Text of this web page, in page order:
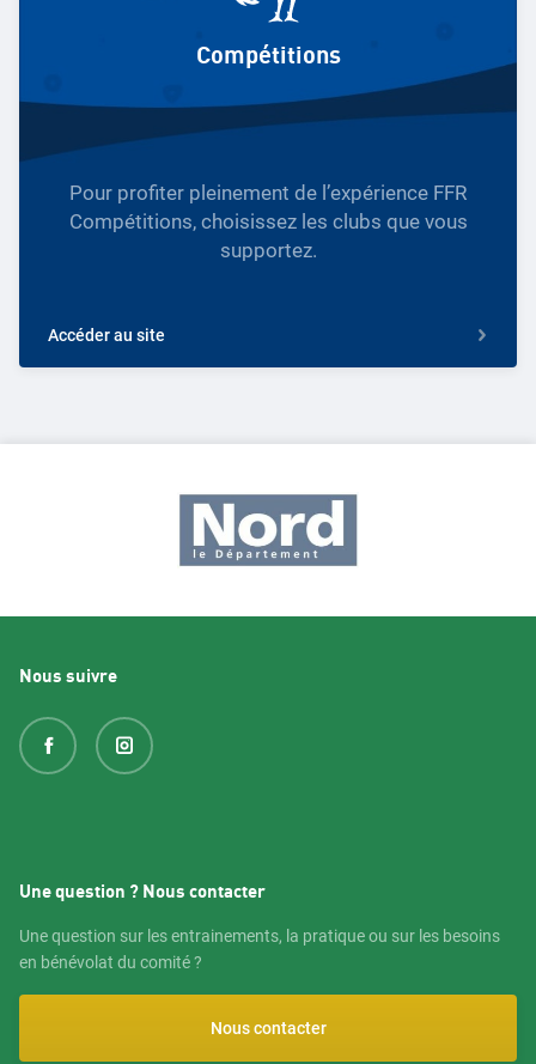
Compétitions
Pour profiter pleinement de l’expérience FFR
Compétitions, choisissez les clubs que vous
supportez.
Accéder au site
Nous suivre
Une question ? Nous contacter
Une question sur les entrainements, la pratique ou sur les besoins
en bénévolat du comité ?
Nous contacter